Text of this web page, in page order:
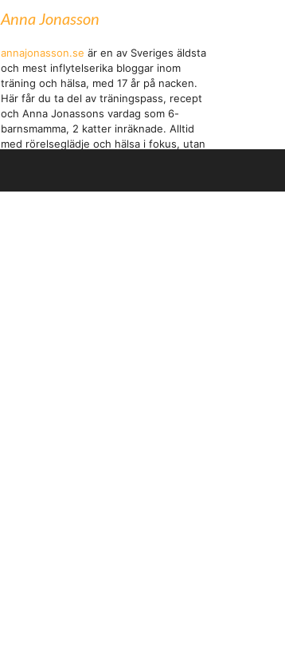
Anna Jonasson
annajonasson.se är en av Sveriges äldsta
och mest inflytelserika bloggar inom
träning och hälsa, med 17 år på nacken.
Här får du ta del av träningspass, recept
och Anna Jonassons vardag som 6-
barnsmamma, 2 katter inräknade. Alltid
med rörelseglädje och hälsa i fokus, utan